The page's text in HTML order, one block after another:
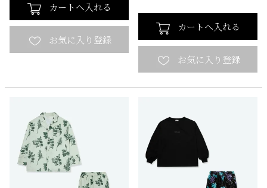
カートへ入れる
カートへ入れる